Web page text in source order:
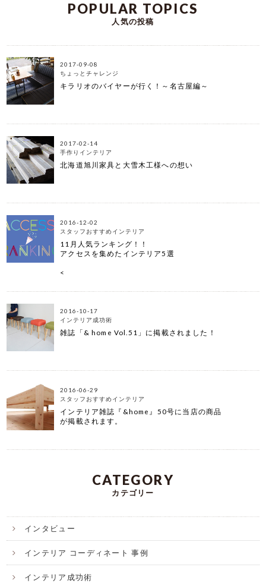
POPULAR TOPICS
人気の投稿
2017-09-08
ちょっとチャレンジ
キラリオのバイヤーが行く！～名古屋編～
2017-02-14
手作りインテリア
北海道旭川家具と大雪木工様への想い
2016-12-02
スタッフおすすめインテリア
11月人気ランキング！！
アクセスを集めたインテリア5選
<
2016-10-17
インテリア成功術
雑誌「& home Vol.51」に掲載されました！
2016-06-29
スタッフおすすめインテリア
インテリア雑誌『&home』50号に当店の商品
が掲載されます。
CATEGORY
カテゴリー
インタビュー
インテリア コーディネート 事例
インテリア成功術